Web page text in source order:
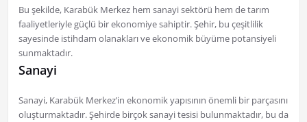
Bu şekilde, Karabük Merkez hem sanayi sektörü hem de tarım
faaliyetleriyle güçlü bir ekonomiye sahiptir. Şehir, bu çeşitlilik
sayesinde istihdam olanakları ve ekonomik büyüme potansiyeli
sunmaktadır.
Sanayi
Sanayi, Karabük Merkez’in ekonomik yapısının önemli bir parçasını
oluşturmaktadır. Şehirde birçok sanayi tesisi bulunmaktadır, bu da